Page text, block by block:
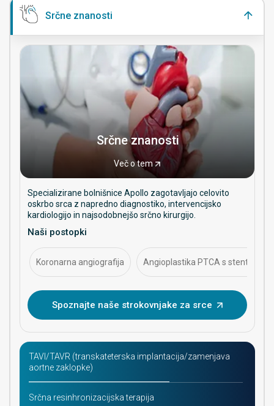
Srčne znanosti
Srčne znanosti
Več o tem
Specializirane bolnišnice Apollo zagotavljajo celovito
oskrbo srca z napredno diagnostiko, intervencijsko
kardiologijo in najsodobnejšo srčno kirurgijo.
Naši postopki
Koronarna angiografija Angioplastika PTCA s
Spoznajte naše strokovnjake za srce
TAVI/TAVR (transkateterska implantacija/zamenjava
aortne zaklopke)
Srčna resinhronizacijska terapija